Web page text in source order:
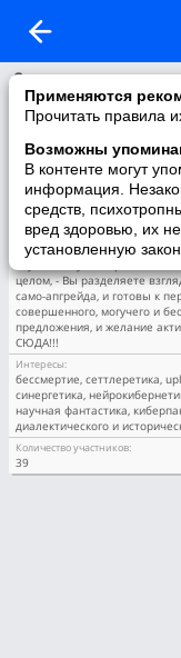
Применяются
Прочитать правила
Возможны
В контенте могут
информация.
средств,
вред здоровью, их
установленную
О группе
Название:
Сеттлеретика - научная
Описание:
Если Вы: не хотите более
болезней, старости и
и не хотите гибели
верите в мистические
современные сказки
подобный бред), и Вас не
уважаете современную
целом, - Вы разделяете
само-апгрейда, и готовы к
совершенного, могучего и
предложения, и желание
СЮДА!!!
Интересы:
бессмертие, сеттлеретика,
синергетика,
научная фантастика,
диалектического и
Количество участников:
39